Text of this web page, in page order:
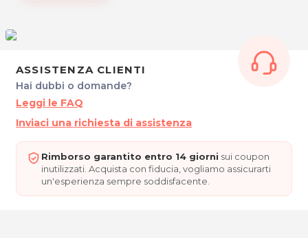
ASSISTENZA CLIENTI
Hai dubbi o domande?
Leggi le FAQ
Inviaci una richiesta di assistenza
Rimborso garantito entro 14 giorni sui coupon
inutilizzati. Acquista con fiducia, vogliamo assicurarti
un'esperienza sempre soddisfacente.